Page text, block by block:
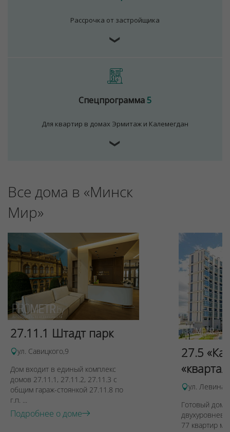
Рассрочка от застройщика
❯
Спецпрограмма5
Для квартир в домах Эрмитаж и Калемегдан
❯
Все дома в «Минск
Мир»
27.11.1 Штадт парк
ул. Савицкого,9
Дом входит в единый комплекс
домов 27.11.1, 27.11.2, 27.11.3 с
общим гараж-стоянкой 27.11.8 по
г.п. ...
Подробнее о доме
27.5
ул. Левина,
Готовый дом
77 квартир
Для обеспечения удобства пользователей сайта
Принять
Отклонить